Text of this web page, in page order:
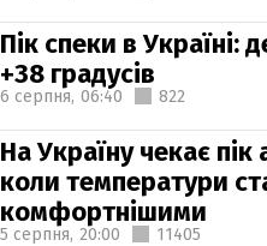
Пік спеки в Україні:
+38 градусів
6 серпня, 06:40 822
На Україну чекає
коли температури
комфортнішими
5 серпня, 20:00 11405